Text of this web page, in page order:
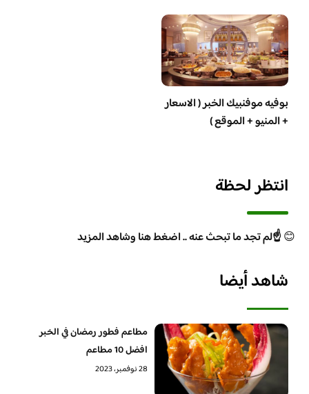
بوفيه موفنبيك الخبر ( الاسعار
+ المنيو + الموقع )
انتظر لحظة
😊☝️لم تجد ما تبحث عنه .. اضغط هنا وشاهد المزيد
شاهد أيضا
مطاعم فطور رمضان في الخبر
افضل 10 مطاعم
28 نوفمبر، 2023